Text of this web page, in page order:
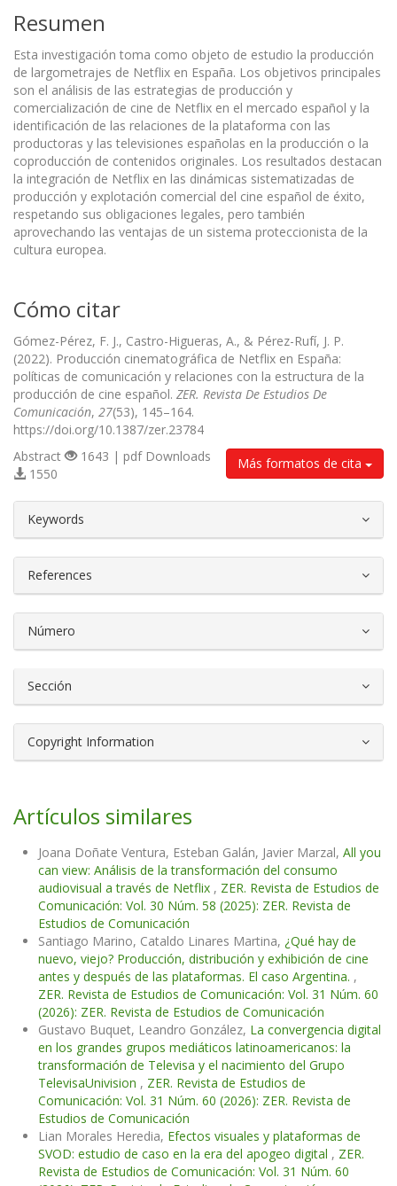
Resumen
Esta investigación toma como objeto de estudio la producción
de largometrajes de Netflix en España. Los objetivos principales
son el análisis de las estrategias de producción y
comercialización de cine de Netflix en el mercado español y la
identificación de las relaciones de la plataforma con las
productoras y las televisiones españolas en la producción o la
coproducción de contenidos originales. Los resultados destacan
la integración de Netflix en las dinámicas sistematizadas de
producción y explotación comercial del cine español de éxito,
respetando sus obligaciones legales, pero también
aprovechando las ventajas de un sistema proteccionista de la
cultura europea.
Cómo citar
Gómez-Pérez, F. J., Castro-Higueras, A., & Pérez-Rufí, J. P.
(2022). Producción cinematográfica de Netflix en España:
políticas de comunicación y relaciones con la estructura de la
producción de cine español. ZER. Revista De Estudios De
Comunicación, 27(53), 145–164.
https://doi.org/10.1387/zer.23784
Más formatos de cita
Abstract
1643 | pdf Downloads
1550
Keywords
References
Número
Sección
Copyright Information
Artículos similares
Joana Doñate Ventura, Esteban Galán, Javier Marzal, All you
can view: Análisis de la transformación del consumo
audiovisual a través de Netflix , ZER. Revista de Estudios de
Comunicación: Vol. 30 Núm. 58 (2025): ZER. Revista de
Estudios de Comunicación
Santiago Marino, Cataldo Linares Martina, ¿Qué hay de
nuevo, viejo? Producción, distribución y exhibición de cine
antes y después de las plataformas. El caso Argentina. ,
ZER. Revista de Estudios de Comunicación: Vol. 31 Núm. 60
(2026): ZER. Revista de Estudios de Comunicación
Gustavo Buquet, Leandro González, La convergencia digital
en los grandes grupos mediáticos latinoamericanos: la
transformación de Televisa y el nacimiento del Grupo
TelevisaUnivision , ZER. Revista de Estudios de
Comunicación: Vol. 31 Núm. 60 (2026): ZER. Revista de
Estudios de Comunicación
Lian Morales Heredia, Efectos visuales y plataformas de
SVOD: estudio de caso en la era del apogeo digital , ZER.
Revista de Estudios de Comunicación: Vol. 31 Núm. 60